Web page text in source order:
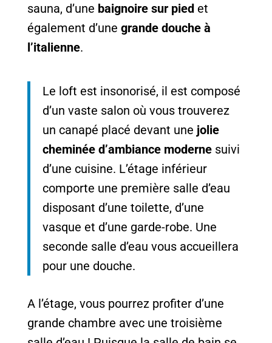
sauna, d’une baignoire sur piedet
également d’une grande douche à
l’italienne.
Le loft est insonorisé, il est composé
d’un vaste salon où vous trouverez
un canapé placé devant une jolie
cheminée d’ambiance modernesuivi
d’une cuisine. L’étage inférieur
comporte une première salle d’eau
disposant d’une toilette, d’une
vasque et d’une garde-robe. Une
seconde salle d’eau vous accueillera
pour une douche.
A l’étage, vous pourrez profiter d’une
grande chambre avec une troisième